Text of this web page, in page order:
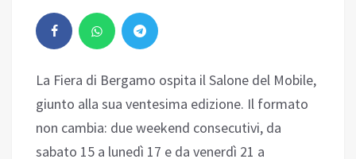
La Fiera di Bergamo ospita il Salone del Mobile,
giunto alla sua ventesima edizione. Il formato
non cambia: due weekend consecutivi, da
sabato 15 a lunedì 17 e da venerdì 21 a